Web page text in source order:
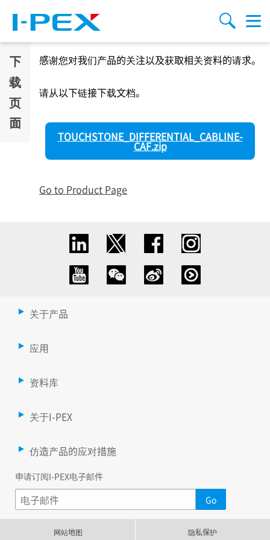
搜索
Menu
下
载
页
面
感谢您对我们产品的关注以及获取相关资料的请求。
请从以下链接下载文档。
TOUCHSTONE_DIFFERENTIAL_CABLINE-
CAF.zip
Go to Product Page
关于产品
应用
资料库
关于I-PEX
仿造产品的应对措施
申请订阅I-PEX电子邮件
网站地图 隐私保护